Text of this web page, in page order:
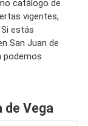
catálogo de
vigentes,
estás
San Juan de
podemos
Vega